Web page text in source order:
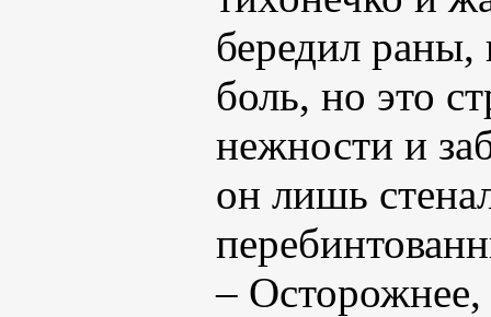
бередил
боль, но это
нежности и
он лишь
– Осторожнее,